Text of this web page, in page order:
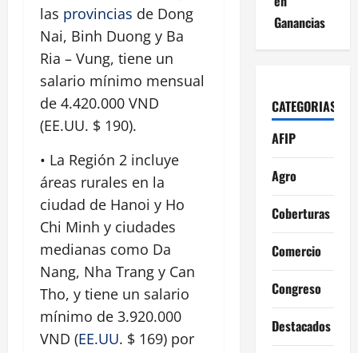
las provincias de Dong
Nai, Binh Duong y Ba
Ria – Vung, tiene un
salario mínimo mensual
de 4.420.000 VND
(EE.UU. $ 190).
• La Región 2 incluye
áreas rurales en la
ciudad de Hanoi y Ho
Chi Minh y ciudades
medianas como Da
Nang, Nha Trang y Can
Tho, y tiene un salario
mínimo de 3.920.000
VND (EE.UU. $ 169) por
Ganancias
CATEGORIAS
AFIP
Agro
Coberturas
Comercio
Congreso
Destacados